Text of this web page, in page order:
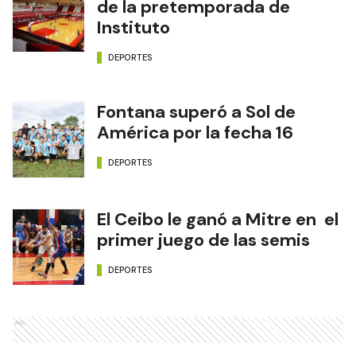
de la pretemporada de
Instituto
DEPORTES
Fontana superó a Sol de
América por la fecha 16
DEPORTES
El Ceibo le ganó a Mitre en el
primer juego de las semis
DEPORTES
Ads